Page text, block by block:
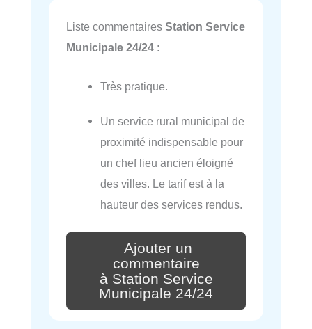
Liste commentaires Station Service
Municipale 24/24 :
Très pratique.
Un service rural municipal de
proximité indispensable pour
un chef lieu ancien éloigné
des villes. Le tarif est à la
hauteur des services rendus.
Ajouter un
commentaire
à Station Service
Municipale 24/24